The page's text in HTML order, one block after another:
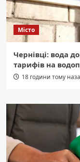
Місто
Чернівці: вода
тарифів на
18 години тому